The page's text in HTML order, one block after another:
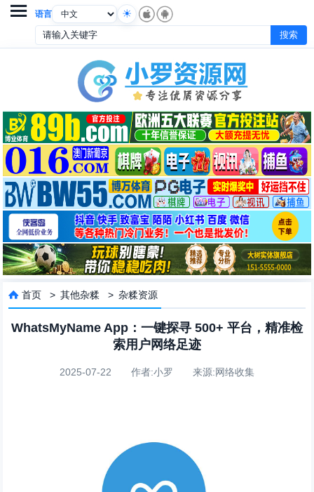
语言

 首页 >其他杂糅 >杂糅资源
WhatsMyName App：一键探寻 500+ 平台，精准检
索用户网络足迹
2025-07-22 作者:小罗 来源:网络收集